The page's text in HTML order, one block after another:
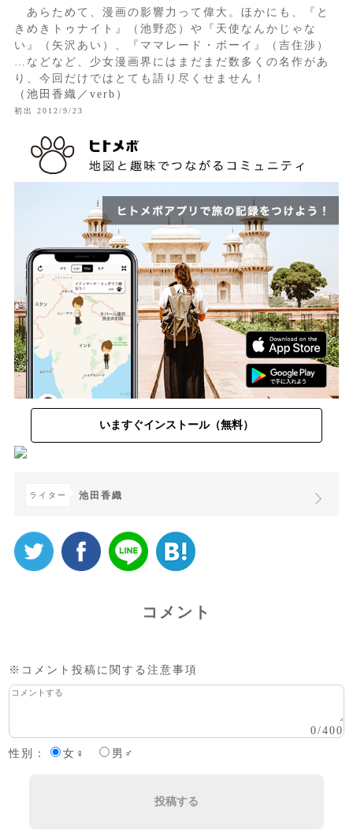
あらためて、漫画の影響力って偉大。ほかにも、『と
きめきトゥナイト』（池野恋）や『天使なんかじゃな
い』（矢沢あい）、『ママレード・ボーイ』（吉住渉）
…などなど、少女漫画界にはまだまだ数多くの名作があ
り、今回だけではとても語り尽くせません！
（池田香織／verb）
初出 2012/9/23
いますぐインストール（無料）
ライター 池田香織
コメント
※コメント投稿に関する注意事項
0/400
性別：
女♀ 男♂
投稿する